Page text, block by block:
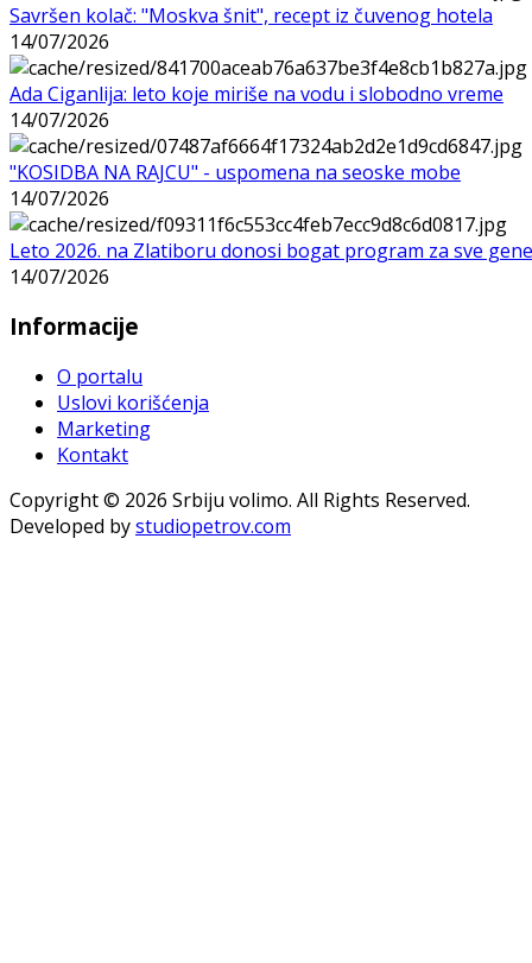
Savršen kolač: "Moskva šnit", recept iz čuvenog hotela
14/07/2026
Ada Ciganlija: leto koje miriše na vodu i slobodno vreme
14/07/2026
"KOSIDBA NA RAJCU" - uspomena na seoske mobe
14/07/2026
Leto 2026. na Zlatiboru donosi bogat program za sve
14/07/2026
Informacije
O portalu
Uslovi korišćenja
Marketing
Kontakt
Copyright © 2026 Srbiju volimo. All Rights Reserved.
Developed bystudiopetrov.com